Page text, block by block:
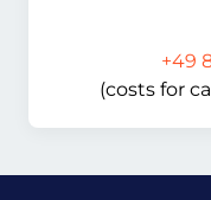
+49
(costs for